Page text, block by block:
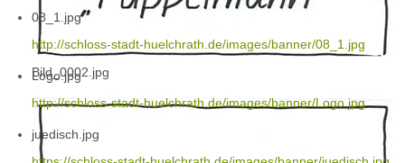
Bild_0002.jpg
08_1.jpg
http://schloss-stadt-huelchrath.de/images/banner/08_1.jpg
Logo.jpg
http://schloss-stadt-huelchrath.de/images/banner/Logo.jpg
juedisch.jpg